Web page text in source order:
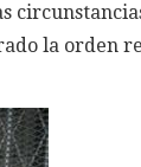
la orden